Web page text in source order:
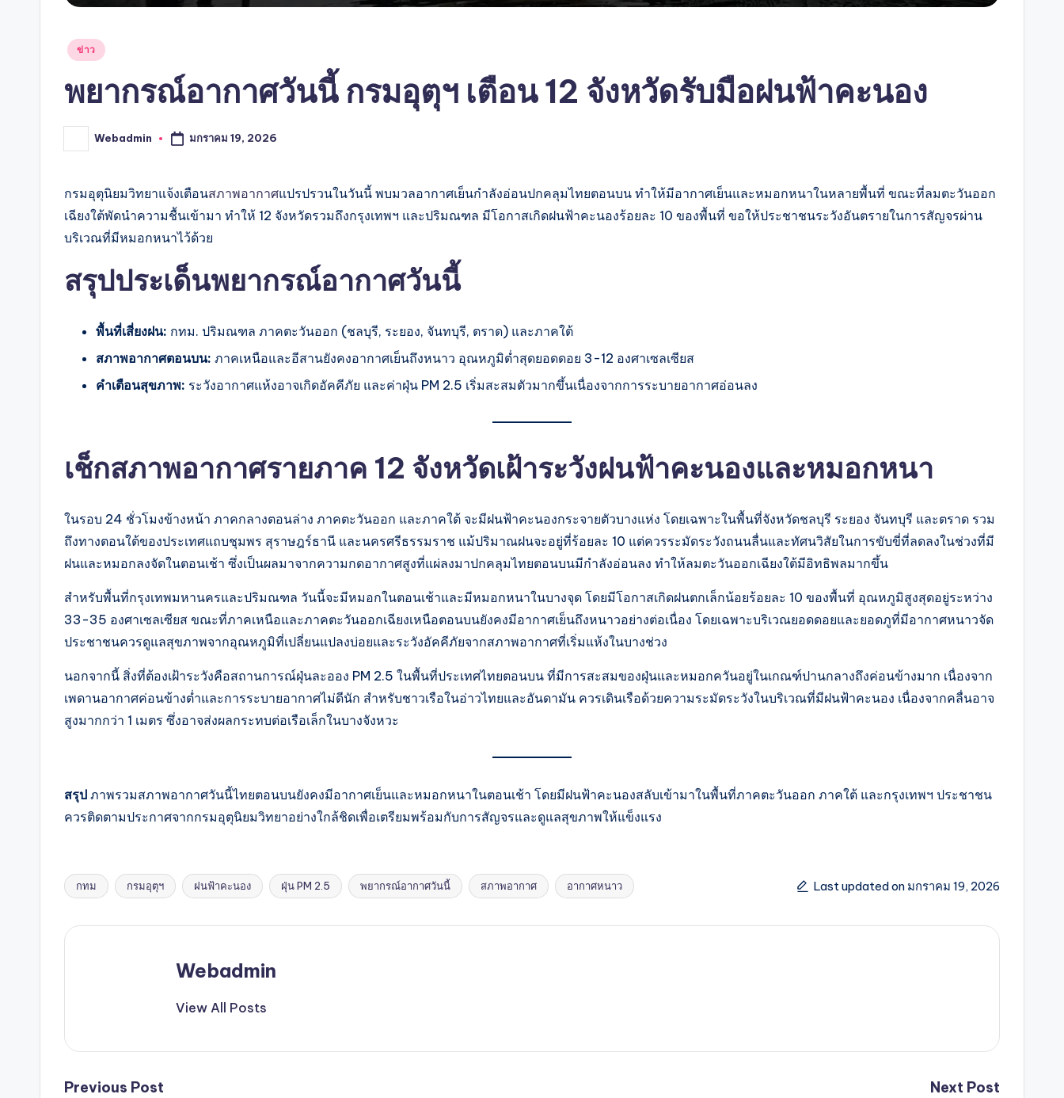
Posted
ข่าว
พยากรณ์อากาศวันนี้ กรมอุตุฯ เตือน 12 จังหวัดรับมือฝนฟ้าคะนอง
Posted
by
Webadmin มกราคม 19, 2026
กรมอุตุนิยมวิทยาแจ้งเตือนสภาพอากาศแปรปรวนในวันนี้ พบมวลอากาศเย็นกำลังอ่อนปกคลุมไทยตอนบน ทำให้มีอากาศเย็นและหมอกหนาในหลายพื้นที่ ขณะที่ลมตะวันออก
เฉียงใต้พัดนำความชื้นเข้ามา ทำให้ 12 จังหวัดรวมถึงกรุงเทพฯ และปริมณฑล มีโอกาสเกิดฝนฟ้าคะนองร้อยละ 10 ของพื้นที่ ขอให้ประชาชนระวังอันตรายในการสัญจรผ่าน
บริเวณที่มีหมอกหนาไว้ด้วย
สรุปประเด็นพยากรณ์อากาศวันนี้
พื้นที่เสี่ยงฝน: กทม. ปริมณฑล ภาคตะวันออก (ชลบุรี, ระยอง, จันทบุรี, ตราด) และภาคใต้
สภาพอากาศตอนบน: ภาคเหนือและอีสานยังคงอากาศเย็นถึงหนาว อุณหภูมิต่ำสุดยอดดอย 3-12 องศาเซลเซียส
คำเตือนสุขภาพ: ระวังอากาศแห้งอาจเกิดอัคคีภัย และค่าฝุ่น PM 2.5 เริ่มสะสมตัวมากขึ้นเนื่องจากการระบายอากาศอ่อนลง
เช็กสภาพอากาศรายภาค 12 จังหวัดเฝ้าระวังฝนฟ้าคะนองและหมอกหนา
ในรอบ 24 ชั่วโมงข้างหน้า ภาคกลางตอนล่าง ภาคตะวันออก และภาคใต้ จะมีฝนฟ้าคะนองกระจายตัวบางแห่ง โดยเฉพาะในพื้นที่จังหวัดชลบุรี ระยอง จันทบุรี และตราด รวม
ถึงทางตอนใต้ของประเทศแถบชุมพร สุราษฎร์ธานี และนครศรีธรรมราช แม้ปริมาณฝนจะอยู่ที่ร้อยละ 10 แต่ควรระมัดระวังถนนลื่นและทัศนวิสัยในการขับขี่ที่ลดลงในช่วงที่มี
ฝนและหมอกลงจัดในตอนเช้า ซึ่งเป็นผลมาจากความกดอากาศสูงที่แผ่ลงมาปกคลุมไทยตอนบนมีกำลังอ่อนลง ทำให้ลมตะวันออกเฉียงใต้มีอิทธิพลมากขึ้น
สำหรับพื้นที่กรุงเทพมหานครและปริมณฑล วันนี้จะมีหมอกในตอนเช้าและมีหมอกหนาในบางจุด โดยมีโอกาสเกิดฝนตกเล็กน้อยร้อยละ 10 ของพื้นที่ อุณหภูมิสูงสุดอยู่ระหว่าง
33-35 องศาเซลเซียส ขณะที่ภาคเหนือและภาคตะวันออกเฉียงเหนือตอนบนยังคงมีอากาศเย็นถึงหนาวอย่างต่อเนื่อง โดยเฉพาะบริเวณยอดดอยและยอดภูที่มีอากาศหนาวจัด
ประชาชนควรดูแลสุขภาพจากอุณหภูมิที่เปลี่ยนแปลงบ่อยและระวังอัคคีภัยจากสภาพอากาศที่เริ่มแห้งในบางช่วง
นอกจากนี้ สิ่งที่ต้องเฝ้าระวังคือสถานการณ์ฝุ่นละออง PM 2.5 ในพื้นที่ประเทศไทยตอนบน ที่มีการสะสมของฝุ่นและหมอกควันอยู่ในเกณฑ์ปานกลางถึงค่อนข้างมาก เนื่องจาก
เพดานอากาศค่อนข้างต่ำและการระบายอากาศไม่ดีนัก สำหรับชาวเรือในอ่าวไทยและอันดามัน ควรเดินเรือด้วยความระมัดระวังในบริเวณที่มีฝนฟ้าคะนอง เนื่องจากคลื่นอาจ
สูงมากกว่า 1 เมตร ซึ่งอาจส่งผลกระทบต่อเรือเล็กในบางจังหวะ
สรุป ภาพรวมสภาพอากาศวันนี้ไทยตอนบนยังคงมีอากาศเย็นและหมอกหนาในตอนเช้า โดยมีฝนฟ้าคะนองสลับเข้ามาในพื้นที่ภาคตะวันออก ภาคใต้ และกรุงเทพฯ ประชาชน
ควรติดตามประกาศจากกรมอุตุนิยมวิทยาอย่างใกล้ชิดเพื่อเตรียมพร้อมกับการสัญจรและดูแลสุขภาพให้แข็งแรง
Tags:
กทม กรมอุตุฯ ฝนฟ้าคะนอง ฝุ่น PM 2.5 พยากรณ์อากาศวันนี้ สภาพอากาศ อากาศหนาว Last updated on มกราคม 19, 2026
Webadmin
View All Posts
Previous Post Next Post